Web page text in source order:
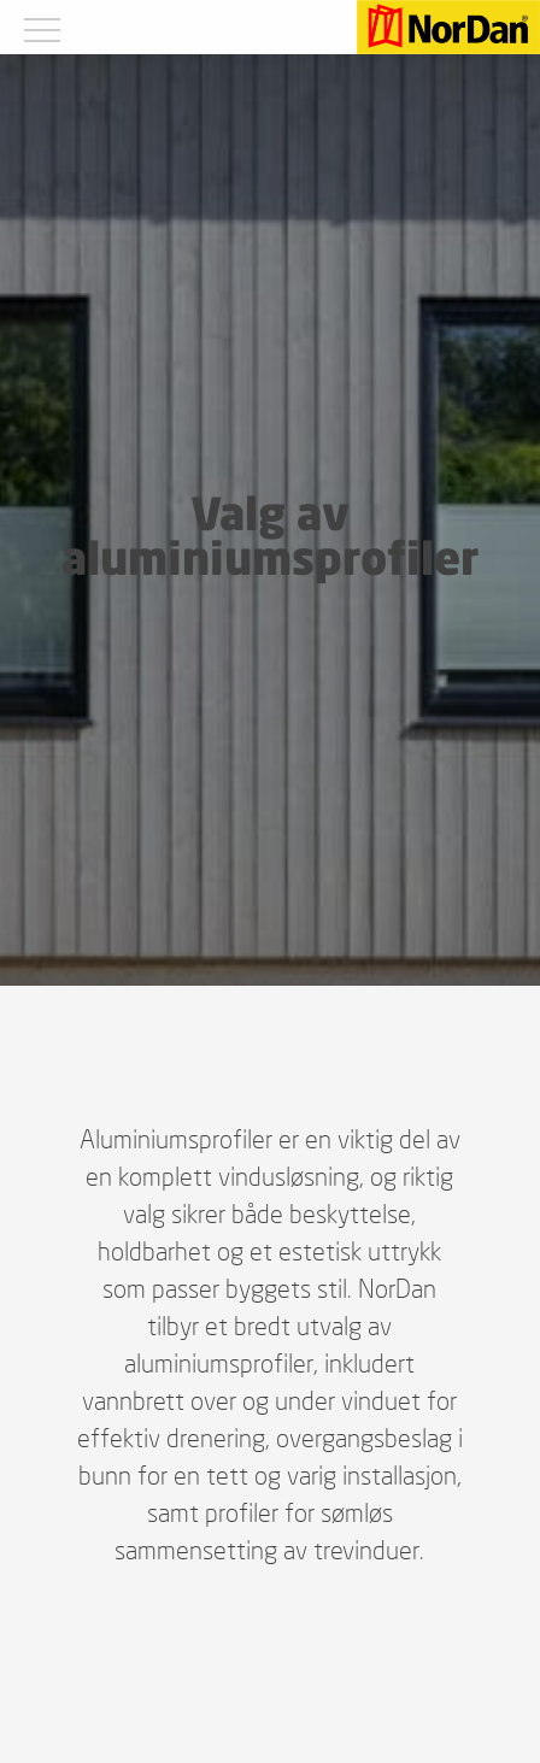
Valg av
aluminiumsprofiler
Aluminiumsprofiler er en viktig del av
en komplett vindusløsning, og riktig
valg sikrer både beskyttelse,
holdbarhet og et estetisk uttrykk
som passer byggets stil. NorDan
tilbyr et bredt utvalg av
aluminiumsprofiler, inkludert
vannbrett over og under vinduet for
effektiv drenering, overgangsbeslag i
bunn for en tett og varig installasjon,
samt profiler for sømløs
sammensetting av trevinduer.